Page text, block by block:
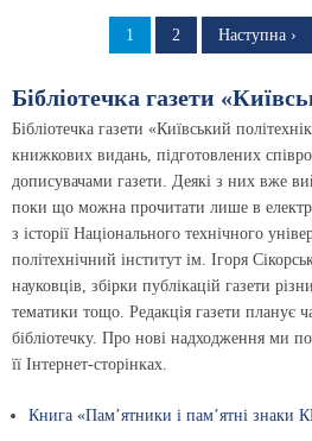
Сторінка
1 Сторінка
2
Наступна
Наступна ›
Бібліотечка газети
Бібліотечка газети «Київський
книжкових видань, підготовлених
дописувачами газети. Деякі з них вже
поки що можна прочитати лише в
з історії Національного технічного
політехнічний інститут ім. Ігоря
науковців, збірки публікацій газети
тематики тощо. Редакція газети планує
бібліотечку. Про нові надходження ми
її Інтернет-сторінках.
Книга «Пам’ятники і пам’ятні знаки